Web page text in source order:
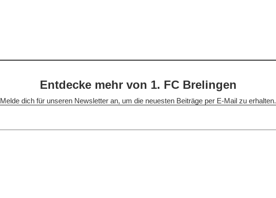
Entdecke mehr von 1. FC Brelingen
Melde dich für unseren Newsletter an, um die neuesten Beiträge per E-Mail zu erhalten.